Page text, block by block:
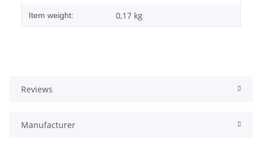
Item weight: 0,17 kg
Reviews
Manufacturer